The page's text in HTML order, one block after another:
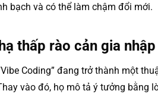
bạch và có thể làm chậm đổi mới.
thấp rào cản gia
Coding” đang trở thành một
vào đó, họ mô tả ý tưởng bằng